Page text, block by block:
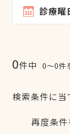
診療曜
0件中 0〜0件
検索条件に
再度条件